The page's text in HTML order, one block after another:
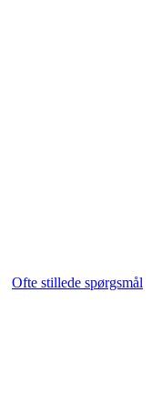
Ofte stillede spørgsmål